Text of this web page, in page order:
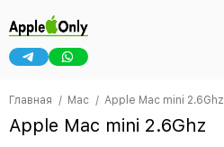
Главная Mac Apple Mac mini 2.6Ghz
Apple Mac mini 2.6Ghz